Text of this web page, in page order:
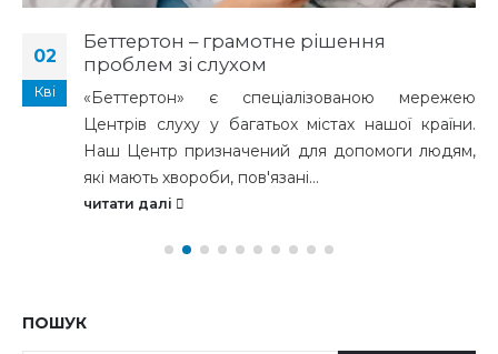
02
Кві
Беттертон – грамотне рішення
проблем зі слухом
«Беттертон» є спеціалізованою мережею
Центрів слуху у багатьох містах нашої країни.
Наш Центр призначений для допомоги людям,
які мають хвороби, пов'язані...
читати далі
ПОШУК